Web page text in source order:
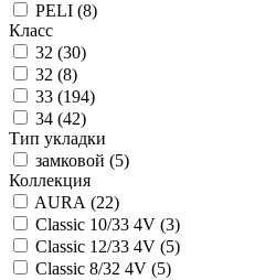
PELI (8)
Класс
32 (30)
32 (8)
33 (194)
34 (42)
Тип укладки
замковой (5)
Коллекция
AURA (22)
Classic 10/33 4V (3)
Classic 12/33 4V (5)
Classic 8/32 4V (5)